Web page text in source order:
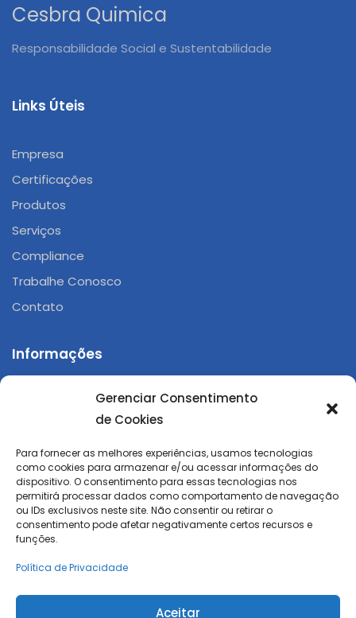
Gerenciar Consentimento
de Cookies
Para fornecer as melhores experiências, usamos tecnologias
como cookies para armazenar e/ou acessar informações do
dispositivo. O consentimento para essas tecnologias nos
permitirá processar dados como comportamento de navegação
ou IDs exclusivos neste site. Não consentir ou retirar o
consentimento pode afetar negativamente certos recursos e
funções.
Política de Privacidade
Aceitar
Cesbra Quimica
Responsabilidade Social e Sustentabilidade
Links Úteis
Empresa
Certificações
Produtos
Serviços
Compliance
Trabalhe Conosco
Contato
Informações
Av. Paulo Erlei Alves Abrantes, 2500 Três Poços,
Volta Redonda - RJ
(24) 3350-1535
(24) 3025-9877
negocios@cesbra.com.br